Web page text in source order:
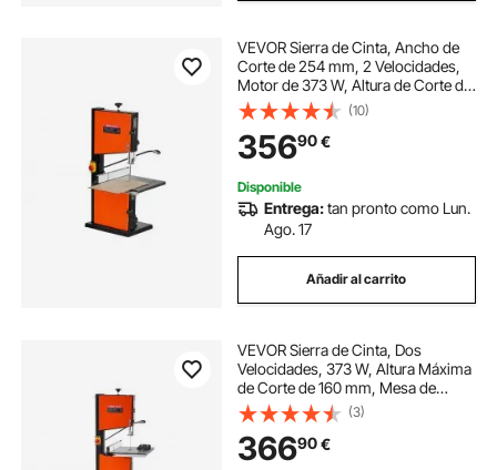
VEVOR Sierra de Cinta, Ancho de
Corte de 254 mm, 2 Velocidades,
Motor de 373 W, Altura de Corte de
160 mm, Mesa de Hierro Fundido
de 335 x 340 mm, Luz de Trabajo
de 360 Grados, para Carpintería
(10)
35690€
Disponible
Entrega:tan pronto como Lun.
Ago. 17
Añadir al carrito
VEVOR Sierra de Cinta, Dos
Velocidades, 373 W, Altura Máxima
de Corte de 160 mm, Mesa de
Hierro Fundido de 335 x 340 mm,
con Luz de Trabajo de 360°, Guía de
Ingletes y la de Corte Longitudinal
(3)
36690€